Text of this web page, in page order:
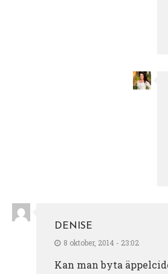
DENISE
8 oktober, 2014 - 23:02
Kan man byta